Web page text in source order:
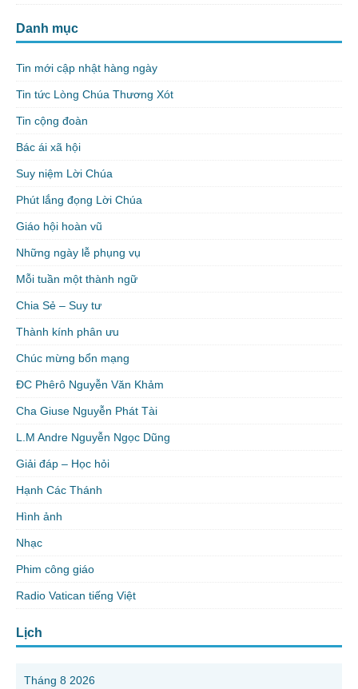
Danh mục
Tin mới cập nhật hàng ngày
Tin tức Lòng Chúa Thương Xót
Tin cộng đoàn
Bác ái xã hội
Suy niệm Lời Chúa
Phút lắng đọng Lời Chúa
Giáo hội hoàn vũ
Những ngày lễ phụng vụ
Mỗi tuần một thành ngữ
Chia Sẻ – Suy tư
Thành kính phân ưu
Chúc mừng bổn mạng
ĐC Phêrô Nguyễn Văn Khảm
Cha Giuse Nguyễn Phát Tài
L.M Andre Nguyễn Ngọc Dũng
Giải đáp – Học hỏi
Hạnh Các Thánh
Hình ảnh
Nhạc
Phim công giáo
Radio Vatican tiếng Việt
Lịch
Tháng 8 2026